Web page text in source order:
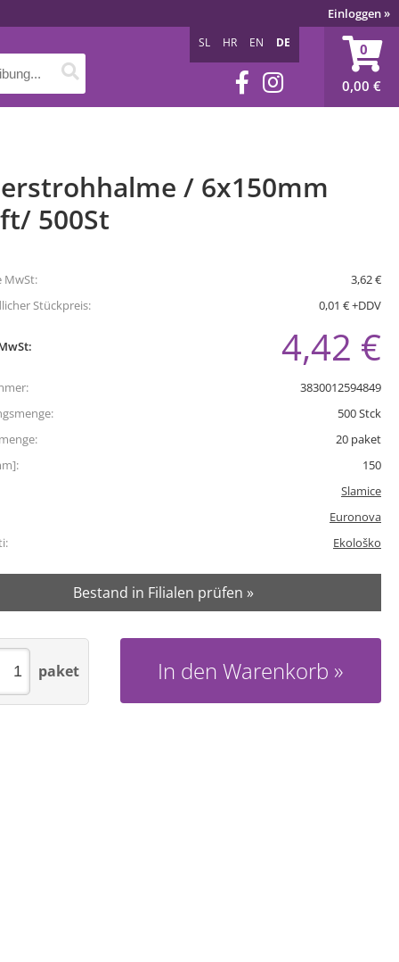
Einloggen»
0
0,00 €
SL HR EN DE
/ 6x150mm
500St
MwSt:
3,62 €
Stückpreis:
0,01 € +DDV
4,42 €
3830012594849
500Stck
20 paket
150
Slamice
Euronova
Ekološko
Bestand in Filialen prüfen »
In den Warenkorb
paket